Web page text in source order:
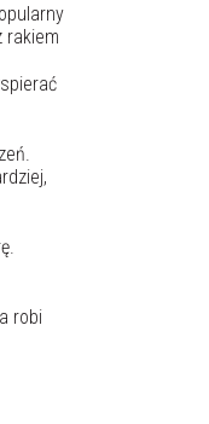
rakiem
robi